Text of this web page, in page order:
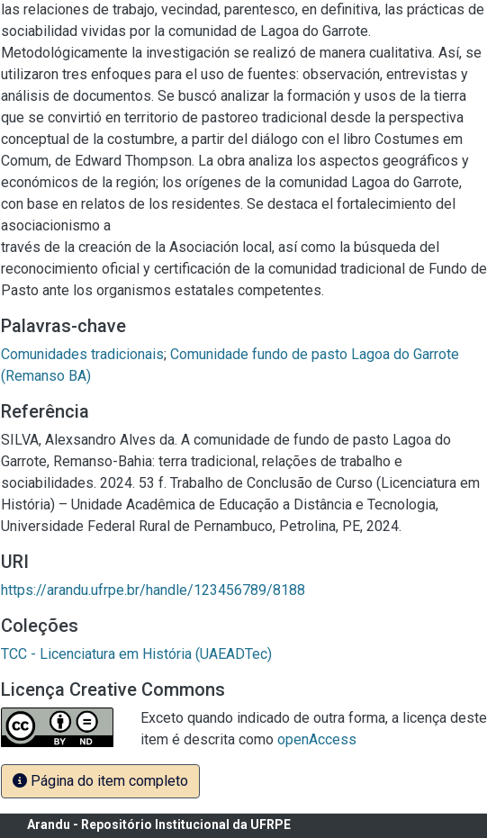
las relaciones de trabajo, vecindad, parentesco, en definitiva, las prácticas de
sociabilidad vividas por la comunidad de Lagoa do Garrote.
Metodológicamente la investigación se realizó de manera cualitativa. Así, se
utilizaron tres enfoques para el uso de fuentes: observación, entrevistas y
análisis de documentos. Se buscó analizar la formación y usos de la tierra
que se convirtió en territorio de pastoreo tradicional desde la perspectiva
conceptual de la costumbre, a partir del diálogo con el libro Costumes em
Comum, de Edward Thompson. La obra analiza los aspectos geográficos y
económicos de la región; los orígenes de la comunidad Lagoa do Garrote,
con base en relatos de los residentes. Se destaca el fortalecimiento del
asociacionismo a
través de la creación de la Asociación local, así como la búsqueda del
reconocimiento oficial y certificación de la comunidad tradicional de Fundo de
Pasto ante los organismos estatales competentes.
Palavras-chave
Comunidades tradicionais; Comunidade fundo de pasto Lagoa do Garrote
(Remanso BA)
Referência
SILVA, Alexsandro Alves da. A comunidade de fundo de pasto Lagoa do
Garrote, Remanso-Bahia: terra tradicional, relações de trabalho e
sociabilidades. 2024. 53 f. Trabalho de Conclusão de Curso (Licenciatura em
História) – Unidade Acadêmica de Educação a Distância e Tecnologia,
Universidade Federal Rural de Pernambuco, Petrolina, PE, 2024.
URI
https://arandu.ufrpe.br/handle/123456789/8188
Coleções
TCC - Licenciatura em História (UAEADTec)
Licença Creative Commons
Exceto quando indicado de outra forma, a licença deste
item é descrita como openAccess
Página do item completo
Arandu - Repositório Institucional da UFRPE